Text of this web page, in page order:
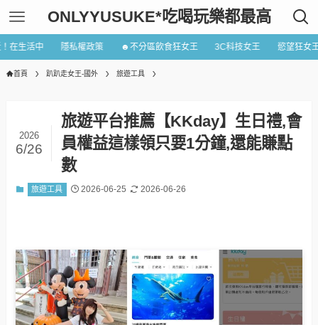
ONLYYUSUKE*吃喝玩樂都最高
在生活中 隱私權政策 ☻不分區飲食狂女王 3C科技女王 慾望狂女
首頁 趴趴走女王-國外 旅遊工具
旅遊平台推薦【KKday】生日禮,會
員權益這樣領只要1分鐘,還能賺點
數
2026
6/26
旅遊工具 2026-06-25 2026-06-26